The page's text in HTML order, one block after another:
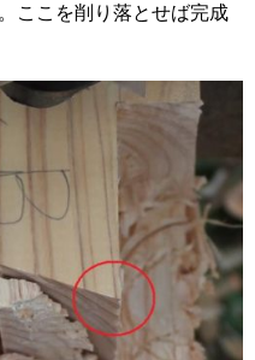
ここを削り落とせば完成